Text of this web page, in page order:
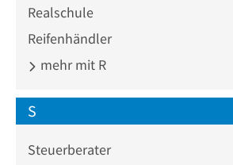
Realschule
Reifenhändler
mehr mit R
S
Steuerberater